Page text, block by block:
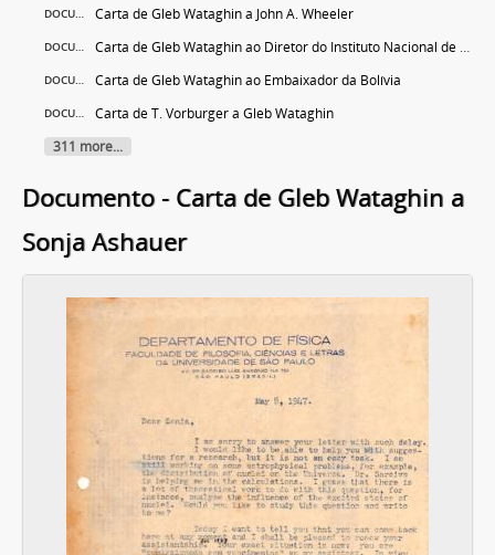
DOCUMENTO Carta de Gleb Wataghin a John A. Wheeler
DOCUMENTO Carta de Gleb Wataghin ao Diretor do Instituto Nacional de Tecnologia no Rio de Janeiro
DOCUMENTO Carta de Gleb Wataghin ao Embaixador da Bolívia
DOCUMENTO
Carta de T. Vorburger a Gleb Wataghin
311 more...
Documento - Carta de Gleb Wataghin a
Sonja Ashauer